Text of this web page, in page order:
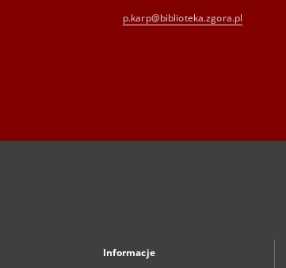
p.karp@biblioteka.zgora.pl
Informacje